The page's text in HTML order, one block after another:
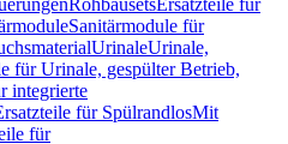
RohbausetsErsatzteile für
Sanitärmodule für
UrinaleUrinale,
für Urinale, gespülter Betrieb,
integrierte
für SpülrandlosMit
für